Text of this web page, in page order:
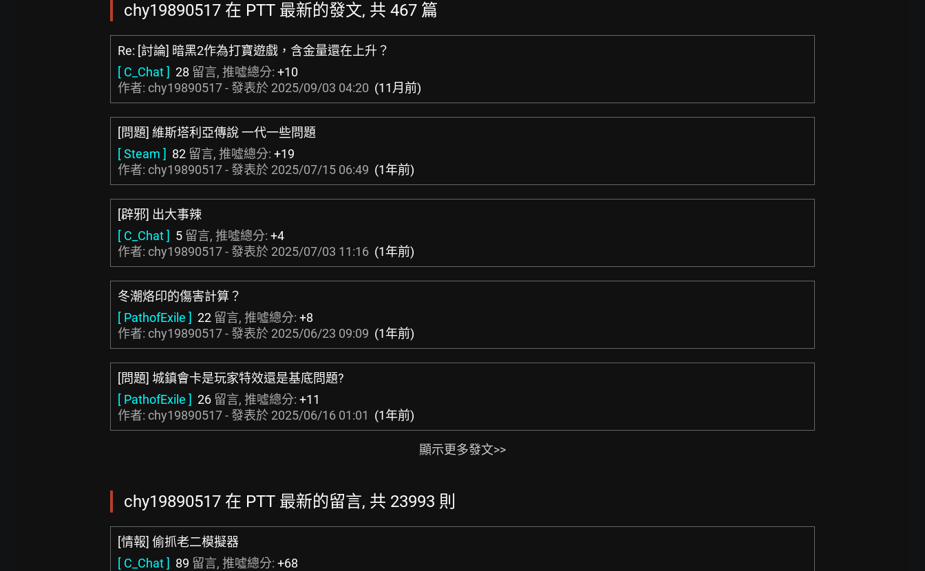
chy19890517 在 PTT 最新的發文, 共 467 篇
Re: [討論] 暗黑2作為打寶遊戲，含金量還在上升？
[ C_Chat ] 28 留言, 推噓總分: +10
作者: chy19890517 - 發表於 2025/09/03 04:20 (11月前)
[問題] 維斯塔利亞傳說 一代一些問題
[ Steam ] 82 留言, 推噓總分: +19
作者: chy19890517 - 發表於 2025/07/15 06:49 (1年前)
[辟邪] 出大事辣
[ C_Chat ] 5 留言, 推噓總分: +4
作者: chy19890517 - 發表於 2025/07/03 11:16 (1年前)
冬潮烙印的傷害計算？
[ PathofExile ] 22 留言, 推噓總分: +8
作者: chy19890517 - 發表於 2025/06/23 09:09 (1年前)
[問題] 城鎮會卡是玩家特效還是基底問題?
[ PathofExile ] 26 留言, 推噓總分: +11
作者: chy19890517 - 發表於 2025/06/16 01:01 (1年前)
顯示更多發文>>
chy19890517 在 PTT 最新的留言, 共 23993 則
[情報] 偷抓老二模擬器
[ C_Chat ] 89 留言, 推噓總分: +68